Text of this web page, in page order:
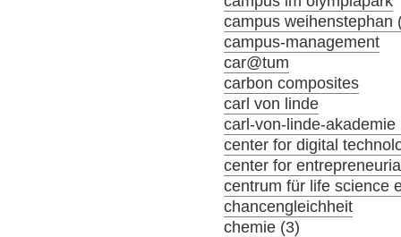
campus weihenstephan
campus-management
car@tum
carbon composites
carl von linde
carl-von-linde-akademie
center for digital
center for
centrum für life science
chancengleichheit
chemie (3)